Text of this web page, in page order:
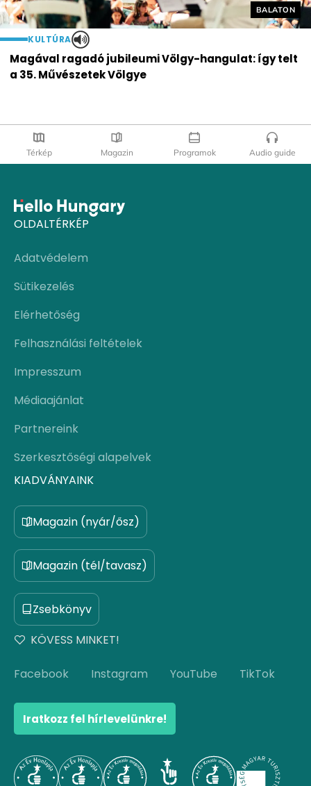
Helyszín
BALATON
KULTÚRA
Magával ragadó jubileumi Völgy-hangulat: így telt
a 35. Művészetek Völgye
Térkép Magazin Programok Audio guide
OLDALTÉRKÉP
Adatvédelem
Sütikezelés
Elérhetőség
Felhasználási feltételek
Impresszum
Médiaajánlat
Partnereink
Szerkesztőségi alapelvek
KIADVÁNYAINK
Magazin (nyár/ősz)
Magazin (tél/tavasz)
Zsebkönyv
KÖVESS MINKET!
Facebook Instagram YouTube TikTok
Iratkozz fel hírlevelünkre!